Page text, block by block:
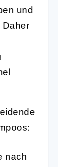
und
Daher
nach